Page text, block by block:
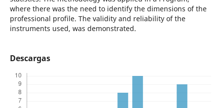
where there was the need to identify the dimensions of the
professional profile. The validity and reliability of the
instruments used, was demonstrated.
Descargas